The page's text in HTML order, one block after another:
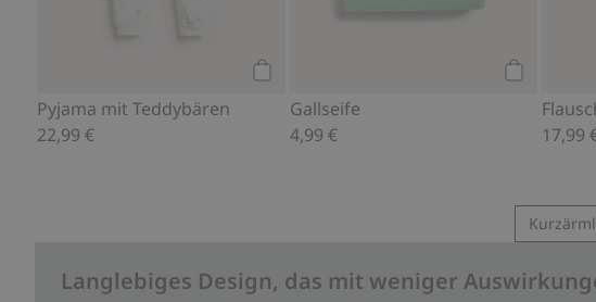
Pyjama mit Teddybären
22,99 €
Gallseife
4,99 €
17,99
Langlebiges Design, das mit weniger